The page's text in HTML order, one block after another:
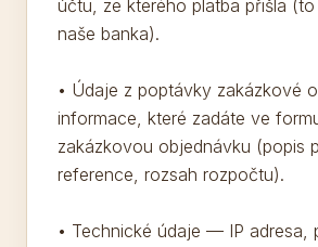
účtu, ze kterého platba přišla
naše banka).
• Údaje z poptávky zakázkové
informace, které zadáte ve
zakázkovou objednávku (popis
reference, rozsah rozpočtu).
• Technické údaje — IP adresa,